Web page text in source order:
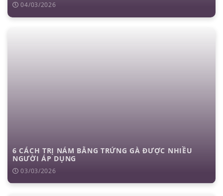
04/03/2026
6 CÁCH TRỊ NÁM BẰNG TRỨNG GÀ ĐƯỢC NHIỀU
NGƯỜI ÁP DỤNG
03/03/2026